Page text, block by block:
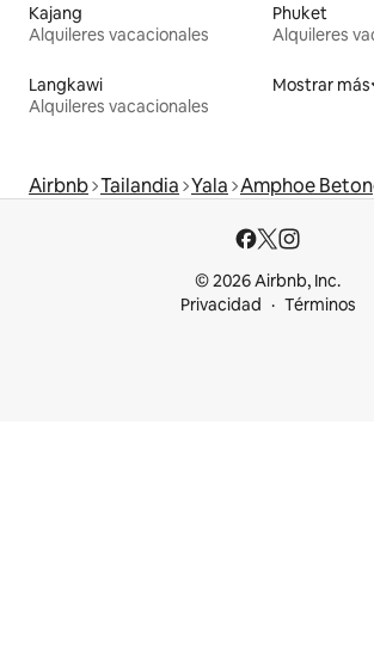
Kajang
Alquileres vacacionales
Phuket
Alquileres
Langkawi
Alquileres vacacionales
Mostrar más
Airbnb Tailandia Yala Amphoe
© 2026 Airbnb, Inc.
Privacidad
Términos